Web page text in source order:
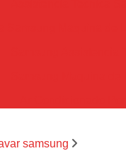
Assistencia Tecnica
samsung